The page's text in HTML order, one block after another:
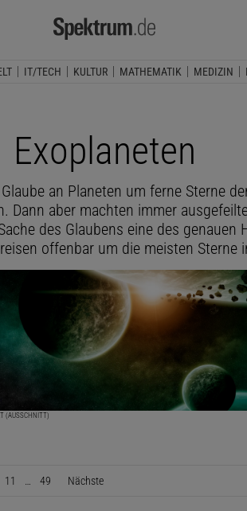
IT/TECH KULTUR MATHEMATIK MEDIZIN
Exoplaneten
an Planeten um ferne Sterne
Dann aber machten immer
des Glaubens eine des genauen
offenbar um die meisten Sterne
(AUSSCHNITT)
11 … 49 Nächste